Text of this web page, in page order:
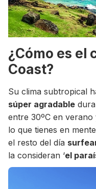
¿Cómo es el
Coast?
Su clima subtropical
súper agradable
entre 30ºC en verano
lo que tienes en
el resto del día
la consideran ‘el